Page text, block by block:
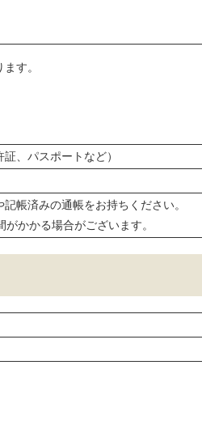
す。
、パスポートなど）
帳済みの通帳をお持ちください。
かかる場合がございます。